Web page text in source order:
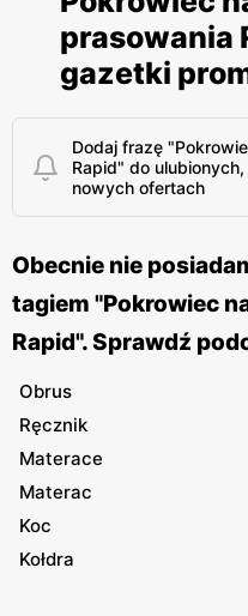
prasowania
gazetki
Dodaj frazę
Rapid" do
nowych ofertach
Obecnie nie
tagiem "Pokrowiec
Rapid". Sprawdź
Obrus
Ręcznik
Materace
Materac
Koc
Kołdra